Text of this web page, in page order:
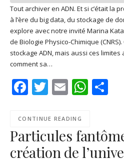
Apple Podcasts
Google Play
Podcast Addict
RSS FEED
SHARE
LINK
EMBED
Tout archiver en ADN. Et si c’était la
à l’ère du big data, du stockage de
explore avec notre invité Marina
de Biologie Physico-Chimique
stockage ADN, mais aussi ces
comment sa…
Facebook
Twitter
Email
CONTINUE READING
Particules
création de